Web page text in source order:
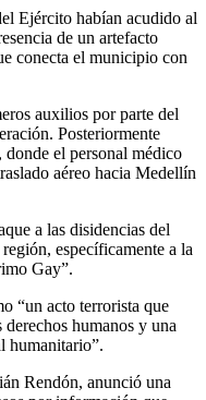
Ejército habían acudido al
de un artefacto
conecta el municipio con
auxilios por parte del
Posteriormente
el personal médico
aéreo hacia Medellín
a las disidencias del
específicamente a la
Gay”.
“un acto terrorista que
humanos y una
humanitario”.
Rendón, anunció una